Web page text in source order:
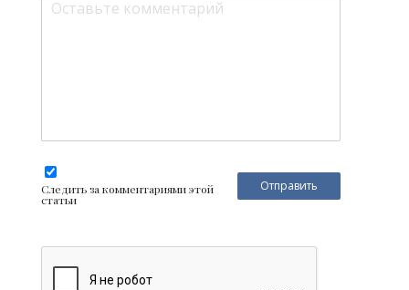
Следить за комментариями этой
статьи